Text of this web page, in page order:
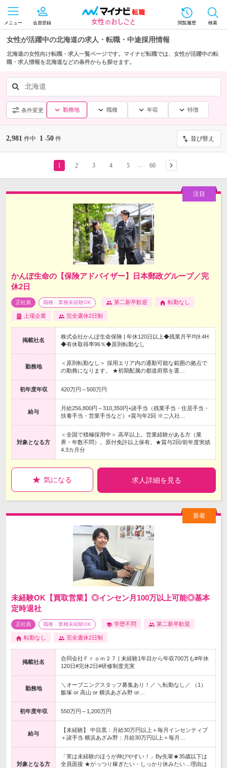
メニュー 会員登録 閲覧履歴 検索
女性が活躍中の北海道の求人・転職・中途採用情報
北海道の女性向け転職・求人一覧ページです。マイナビ転職では、女性が活躍中の転
職・求人情報を北海道などの条件からも探せます。
北海道
条件変更 勤務地 職種 年収 特徴
2,981 件中 1 -50 件 並び替え
1 2 3 4 5 60
かんぽ生命の【保険アドバイザー】日本郵政グループ／完
休2日
正社員 職種・業種未経験OK 第二新卒歓迎 転勤なし
上場企業 完全週休2日制
掲載社名
株式会社かんぽ生命保険 | 年休120日以上◆残業月平均9.4H
◆有休取得率96％◆原則転勤なし
勤務地
＜原則転勤なし＞ 採用エリア内の通勤可能な範囲の拠点で
の勤務になります。 ★初期配属の都道府県を選…
初年度年収 420万円～500万円
給与
月給256,800円～310,350円+諸手当（残業手当・住居手当・
扶養手当・営業手当など）+賞与年2回 ※ご入社…
対象となる方
＜全国で積極採用中＞ 高卒以上。営業経験がある方（業
界・年数不問）。原付免許以上保有。★賞与2回/前年度実績
4.3カ月分
気になる 求人詳細を見る
未経験OK【買取営業】◎インセン月100万以上可能◎基本
定時退社
正社員 職種・業種未経験OK 学歴不問 第二新卒歓迎
転勤なし 完全週休2日制
掲載社名
合同会社Ｆｒｏｍ２７ | 未経験1年目から年収700万も#年休
120日#完休2日#研修制度充実
勤務地
＼オープニングスタッフ募集あり！／ ＼転勤なし／ （1）
飯塚 or 高山 or 横浜あざみ野 or…
初年度年収 550万円～1,200万円
給与
【未経験】 中目黒：月給30万円以上＋毎月インセンティブ
＋諸手当 横浜あざみ野：月給30万円以上＋毎月…
対象となる方
「実は未経験のほうが伸びやすい！」By先輩★35歳以下は
全員面接 ★がっつり稼ぎたい・しっかり休みたい…理由は